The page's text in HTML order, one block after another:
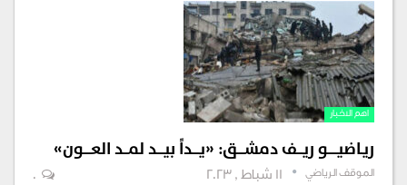
اهم الاخبار
ريـاضيـــــو ريـــف دمشــــق: «يــــداً بيــــد لمـــد العــــون»
الموقف الرياضي 0